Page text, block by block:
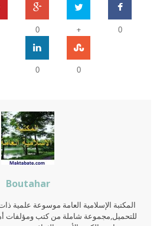
0
+
0
0
0
Boutahar
المكتبة الإسلامية العامة موسوعة علمية
للتحميل,مجموعة شاملة من كتب ومؤلفات